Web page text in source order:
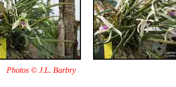
Photos © J.L. Barbry